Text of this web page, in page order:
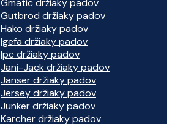
Gmatic držiaky padov
Gutbrod držiaky padov
Hako držiaky padov
Igefa držiaky padov
Ipc držiaky padov
Jani-Jack držiaky padov
Janser držiaky padov
Jersey držiaky padov
Junker držiaky padov
Karcher držiaky padov